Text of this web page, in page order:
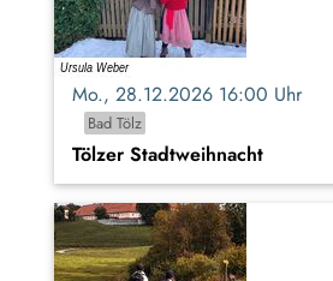
Mo., 28.12.2026 16:00 Uhr
Bad Tölz
Tölzer Stadtweihnacht